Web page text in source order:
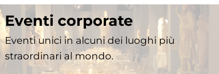
Eventi corporate
Eventi unici in alcuni dei luoghi più
straordinari al mondo.